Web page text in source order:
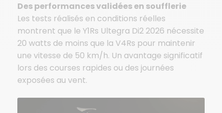
Des performances validées en soufflerie
Les tests réalisés en conditions réelles
montrent que le Y1Rs Ultegra Di2 2026 nécessite
20 watts de moins que la V4Rs pour maintenir
une vitesse de 50 km/h. Un avantage significatif
lors des courses rapides ou des journées
exposées au vent.